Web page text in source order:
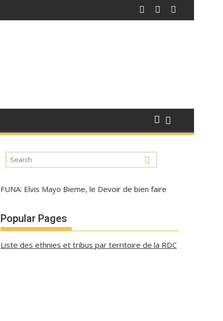
FUNA: Elvis Mayo Bieme, le Devoir de bien faire
Popular Pages
Liste des ethnies et tribus par territoire de la RDC